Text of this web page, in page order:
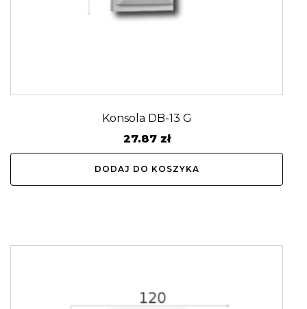
Konsola DB-13 G
27.87 zł
DODAJ DO KOSZYKA